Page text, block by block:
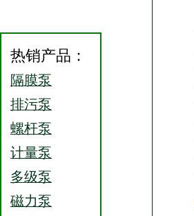
热销产品：
隔膜泵
排污泵
螺杆泵
计量泵
多级泵
磁力泵